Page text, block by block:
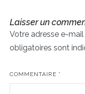
Laisser un
Votre adresse e-
obligatoires sont
COMMENTAIRE *